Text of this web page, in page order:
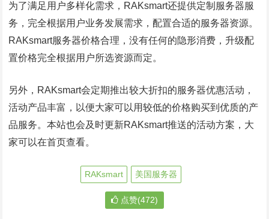
为了满足用户多样化需求，RAKsmart还提供定制服务器服
务，完全根据用户业务发展需求，配置合适的服务器资源。
RAKsmart服务器价格合理，没有任何的隐形消费，升级配
置价格完全根据用户所选资源而定。
另外，RAKsmart会定期推出较大折扣的服务器优惠活动，
活动产品丰富，以便大家可以用较低的价格购买到优质的产
品服务。本站也会及时更新RAKsmart推送的活动方案，大
家可以在首页查看。
RAKsmart 美国服务器
点赞(472)